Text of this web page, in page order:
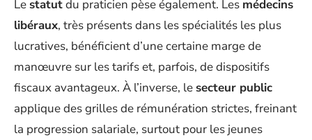
Le statutdu praticien pèse également. Les médecins
libéraux, très présents dans les spécialités les plus
lucratives, bénéficient d’une certaine marge de
manœuvre sur les tarifs et, parfois, de dispositifs
fiscaux avantageux. À l’inverse, le secteur public
applique des grilles de rémunération strictes, freinant
la progression salariale, surtout pour les jeunes